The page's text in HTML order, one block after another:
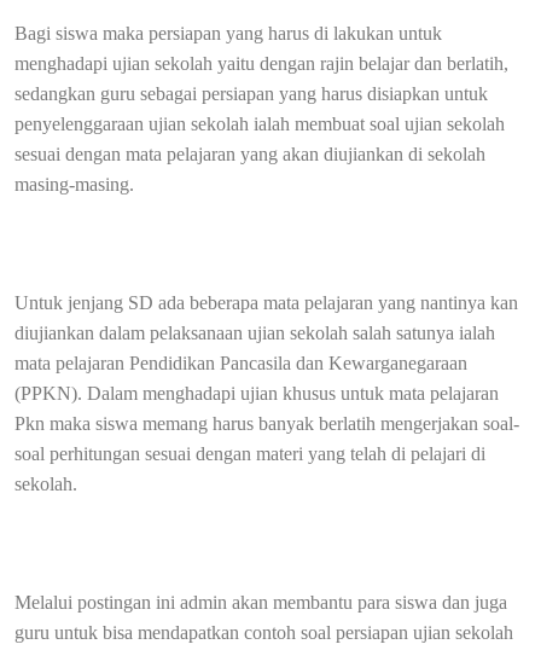
Bagi siswa maka persiapan yang harus di lakukan untuk
menghadapi ujian sekolah yaitu dengan rajin belajar dan berlatih,
sedangkan guru sebagai persiapan yang harus disiapkan untuk
penyelenggaraan ujian sekolah ialah membuat soal ujian sekolah
sesuai dengan mata pelajaran yang akan diujiankan di sekolah
masing-masing.
Untuk jenjang SD ada beberapa mata pelajaran yang nantinya kan
diujiankan dalam pelaksanaan ujian sekolah salah satunya ialah
mata pelajaran Pendidikan Pancasila dan Kewarganegaraan
(PPKN). Dalam menghadapi ujian khusus untuk mata pelajaran
Pkn maka siswa memang harus banyak berlatih mengerjakan soal-
soal perhitungan sesuai dengan materi yang telah di pelajari di
sekolah.
Melalui postingan ini admin akan membantu para siswa dan juga
guru untuk bisa mendapatkan contoh soal persiapan ujian sekolah